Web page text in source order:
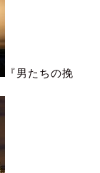
『男たちの挽